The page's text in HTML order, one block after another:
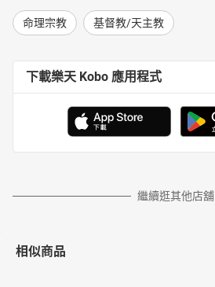
命理宗教 基督教/天主教
下載樂天 Kobo 應用程式
繼續逛其他店舖
相似商品